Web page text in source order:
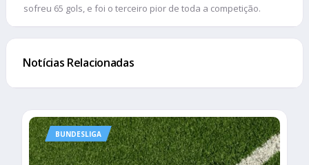
sofreu 65 gols, e foi o terceiro pior de toda a competição.
Notícias Relacionadas
BUNDESLIGA